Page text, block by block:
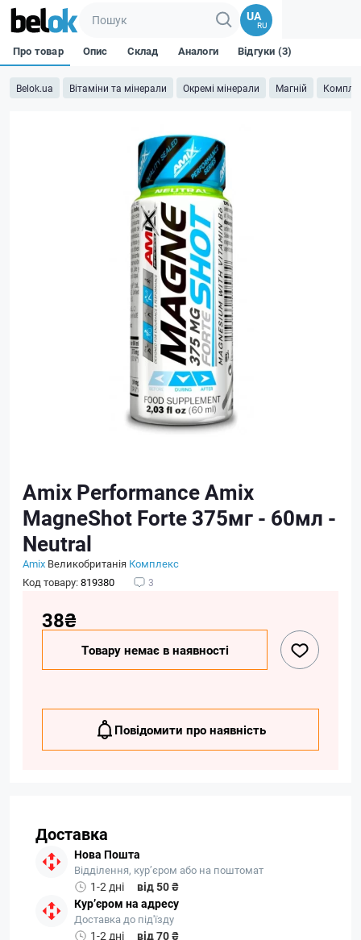
UA
RU
Belok.ua Вітаміни та мінерали Окремі мінерали Магній
Про товар Опис Склад Аналоги Відгуки (3)
Amix Performance Amix
MagneShot Forte 375мг - 60мл -
Neutral
Amix Великобританія Комплекс
Код товару:819380 3
38₴
Товару немає в наявності
Повідомити про наявність
Доставка
Нова Пошта
Відділення, кур’єром або на поштомат
1-2 дні
від 50 ₴
Кур’єром на адресу
Доставка до під'їзду
1-2 дні
від 70 ₴